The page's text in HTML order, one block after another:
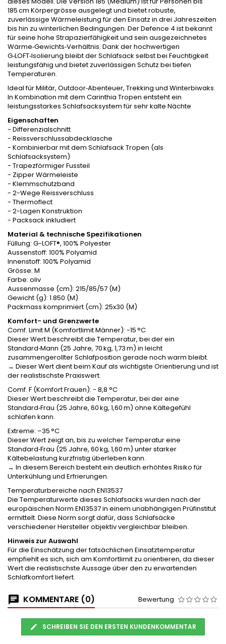
185 cm Körpergrösse ausgelegt und bietet robuste,
zuverlässige Wärmeleistung für den Einsatz in drei Jahreszeiten
bis hin zu winterlichen Bedingungen. Der Defence 4 ist bekannt
für seine hohe Strapazierfähigkeit und sein ausgezeichnetes
Wärme‑Gewichts‑Verhältnis. Dank der hochwertigen
G‑LOFT‑Isolierung bleibt der Schlafsack selbst bei Feuchtigkeit
leistungsfähig und bietet zuverlässigen Schutz bei tiefen
Temperaturen.
Ideal für Militär, Outdoor‑Abenteuer, Trekking und Winterbiwaks.
In Kombination mit dem Carinthia Tropen entsteht ein
leistungsstarkes Schlafsacksystem für sehr kalte Nächte
Eigenschaften
- Differenzialschnitt
- Reissverschlussabdecklasche
- Kombinierbar mit dem Schlafsack Tropen (als
Schlafsacksystem)
- Trapezförmiger Fussteil
- Zipper Wärmeleiste
- Klemmschutzband
- 2-Wege Reissverschluss
- Thermoflect
- 2-Lagen Konstruktion
- Packsack inkludiert
Material & technische Spezifikationen
Füllung: G-LOFT®, 100% Polyester
Aussenstoff: 100% Polyamid
Innenstoff: 100% Polyamid
Grösse: M
Farbe: oliv
Aussenmasse (cm): 215/85/57 (M)
Gewicht (g): 1.850 (M)
Packmass komprimiert (cm): 25x30 (M)
Komfort- und Grenzwerte
Comf. Limit M (Komfortlimit Männer): -15 °C
Dieser Wert beschreibt die Temperatur, bei der ein
Standard‑Mann (25 Jahre, 70 kg, 1,73 m) in leicht
zusammengerollter Schlafposition gerade noch warm bleibt.
→ Dieser Wert dient beim Kauf als wichtigste Orientierung und ist
der realistischste Praxiswert.
Comf. F (Komfort Frauen): - 8,8 °C
Dieser Wert beschreibt die Temperatur, bei der eine
Standard‑Frau (25 Jahre, 60 kg, 1,60 m) ohne Kältegefühl
schlafen kann.
Extreme: –35 °C
Dieser Wert zeigt an, bis zu welcher Temperatur eine
Standard‑Frau (25 Jahre, 60 kg, 1,60 m) unter starker
Kältebelastung kurzfristig überleben kann.
→ In diesem Bereich besteht ein deutlich erhöhtes Risiko für
Unterkühlung und Erfrierungen.
Temperaturbereiche nach EN13537
Die Temperaturwerte dieses Schlafsacks wurden nach der
europäischen Norm EN13537 in einem unabhängigen Prüfinstitut
ermittelt. Diese Norm sorgt dafür, dass Schlafsäcke
verschiedener Hersteller objektiv vergleichbar bleiben.
Hinweis zur Auswahl
Für die Einschätzung der tatsächlichen Einsatztemperatur
empfiehlt es sich, sich am Komfortlimit zu orientieren, da dieser
Wert die realistischste Aussage über den zu erwartenden
Schlafkomfort liefert.
KOMMENTARE (0) Bewertung
SCHREIBEN SIE DEN ERSTEN KUNDENKOMMENTAR